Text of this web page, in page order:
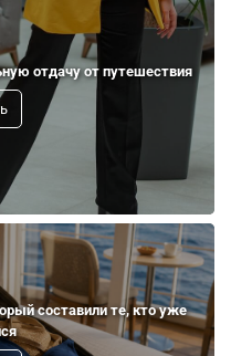
отдачу от путешествия
составили те, кто уже